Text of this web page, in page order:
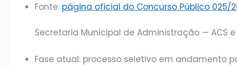
Fonte: página oficial do Concurso Público 025/
Secretaria Municipal de Administração — ACS e
Fase atual: processo seletivo em andamento